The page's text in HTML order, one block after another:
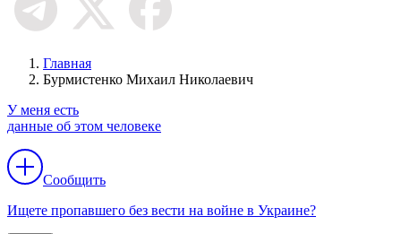
Главная
Бурмистенко Михаил Николаевич
У меня есть
данные об этом человеке
Сообщить
Ищете пропавшего без вести на войне в Украине?